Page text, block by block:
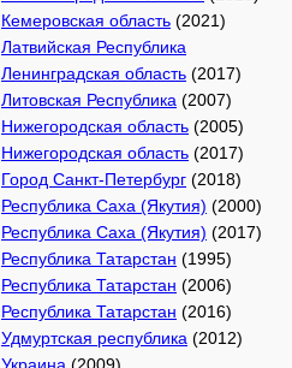
Кемеровская область (2021)
Латвийская Республика
Ленинградская область (2017)
Литовская Республика (2007)
Нижегородская область (2005)
Нижегородская область (2017)
Город Санкт-Петербург (2018)
Республика Саха (Якутия) (2000)
Республика Саха (Якутия) (2017)
Республика Татарстан (1995)
Республика Татарстан (2006)
Республика Татарстан (2016)
Удмуртская республика (2012)